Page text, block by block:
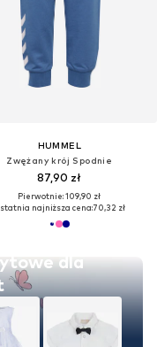
dla
HUMMEL
Zwężany krój Spodnie
87,90 zł
Pierwotnie: 109,90 zł
najniższa cena:70,32 zł